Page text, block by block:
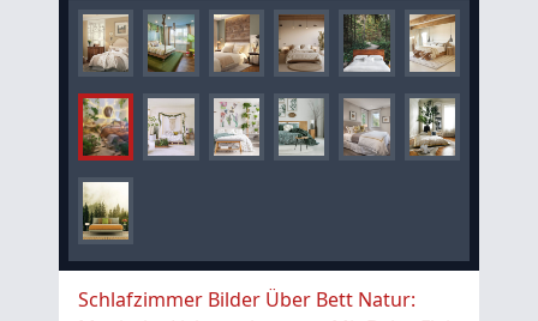
Schlafzimmer Bilder Über Bett Natur: